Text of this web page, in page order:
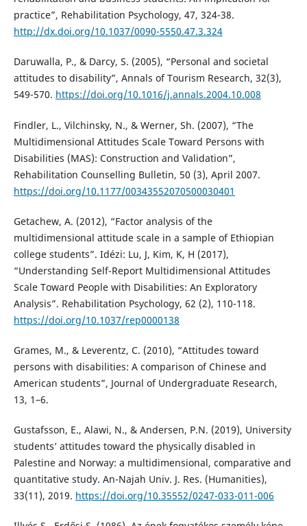
practice”, Rehabilitation Psychology, 47, 324-38.
http://dx.doi.org/10.1037/0090-5550.47.3.324
Daruwalla, P., & Darcy, S. (2005), “Personal and societal
attitudes to disability”, Annals of Tourism Research, 32(3),
549-570. https://doi.org/10.1016/j.annals.2004.10.008
Findler, L., Vilchinsky, N., & Werner, Sh. (2007), “The
Multidimensional Attitudes Scale Toward Persons with
Disabilities (MAS): Construction and Validation”,
Rehabilitation Counselling Bulletin, 50 (3), April 2007.
https://doi.org/10.1177/00343552070500030401
Getachew, A. (2012), “Factor analysis of the
multidimensional attitude scale in a sample of Ethiopian
college students”. Idézi: Lu, J, Kim, K, H (2017),
“Understanding Self-Report Multidimensional Attitudes
Scale Toward People with Disabilities: An Exploratory
Analysis”. Rehabilitation Psychology, 62 (2), 110-118.
https://doi.org/10.1037/rep0000138
Grames, M., & Leverentz, C. (2010), “Attitudes toward
persons with disabilities: A comparison of Chinese and
American students”, Journal of Undergraduate Research,
13, 1–6.
Gustafsson, E., Alawi, N., & Andersen, P.N. (2019), University
students’ attitudes toward the physically disabled in
Palestine and Norway: a multidimensional, comparative and
quantitative study. An-Najah Univ. J. Res. (Humanities),
33(11), 2019. https://doi.org/10.35552/0247-033-011-006